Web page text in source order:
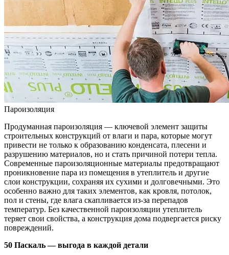
Пароизоляция
Продуманная пароизоляция — ключевой элемент защиты
строительных конструкций от влаги и пара, которые могут
привести не только к образованию конденсата, плесени и
разрушению материалов, но и стать причиной потери тепла.
Современные пароизоляционные материалы предотвращают
проникновение пара из помещения в утеплитель и другие
слои конструкции, сохраняя их сухими и долговечными. Это
особенно важно для таких элементов, как кровля, потолок,
пол и стены, где влага скапливается из-за перепадов
температур. Без качественной пароизоляции утеплитель
теряет свои свойства, а конструкция дома подвергается риску
повреждений.
50 Паскаль — выгода в каждой детали